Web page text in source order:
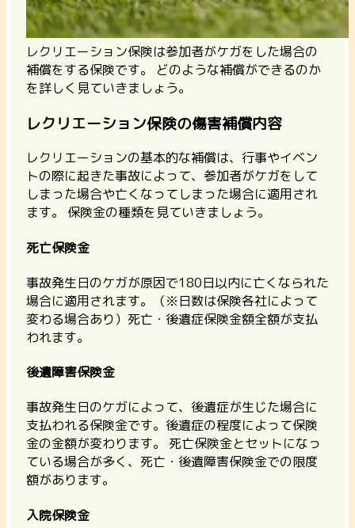
レクリエーション保険は参加者がケガをした場合の
補償をする保険です。 どのような補償ができるのか
を詳しく見ていきましょう。
レクリエーション保険の傷害補償内容
レクリエーションの基本的な補償は、行事やイベン
トの際に起きた事故によって、参加者がケガをして
しまった場合や亡くなってしまった場合に適用され
ます。 保険金の種類を見ていきましょう。
死亡保険金
事故発生日のケガが原因で180日以内に亡くなられた
場合に適用されます。（※日数は保険各社によって
変わる場合あり）死亡・後遺症保険金額全額が支払
われます。
後遺障害保険金
事故発生日のケガによって、後遺症が生じた場合に
支払われる保険金です。後遺症の程度によって保険
金の金額が変わります。 死亡保険金とセットになっ
ている場合が多く、死亡・後遺障害保険金での限度
額があります。
入院保険金